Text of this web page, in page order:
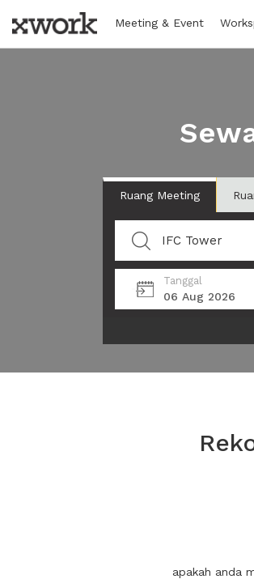
Meeting & Event
Ruang Meeting
Tanggal
06 Aug 2026
apakah anda